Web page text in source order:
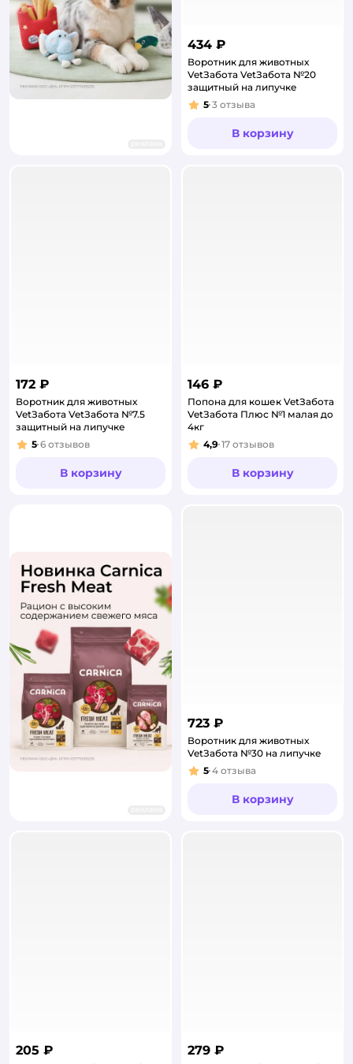
434 ₽
Воротник для животных
VetЗабота VetЗабота №20
защитный на липучке
Рейтинг:
5 3 отзыва
В корзину
172 ₽
Воротник для животных
VetЗабота VetЗабота №7.5
защитный на липучке
Рейтинг:
5 6 отзывов
В корзину
146 ₽
Попона для кошек VetЗабота
VetЗабота Плюс №1 малая до
4кг
Рейтинг:
4,9 17 отзывов
В корзину
723 ₽
Воротник для животных
VetЗабота №30 на липучке
Рейтинг:
5 4 отзыва
В корзину
205 ₽ 279 ₽